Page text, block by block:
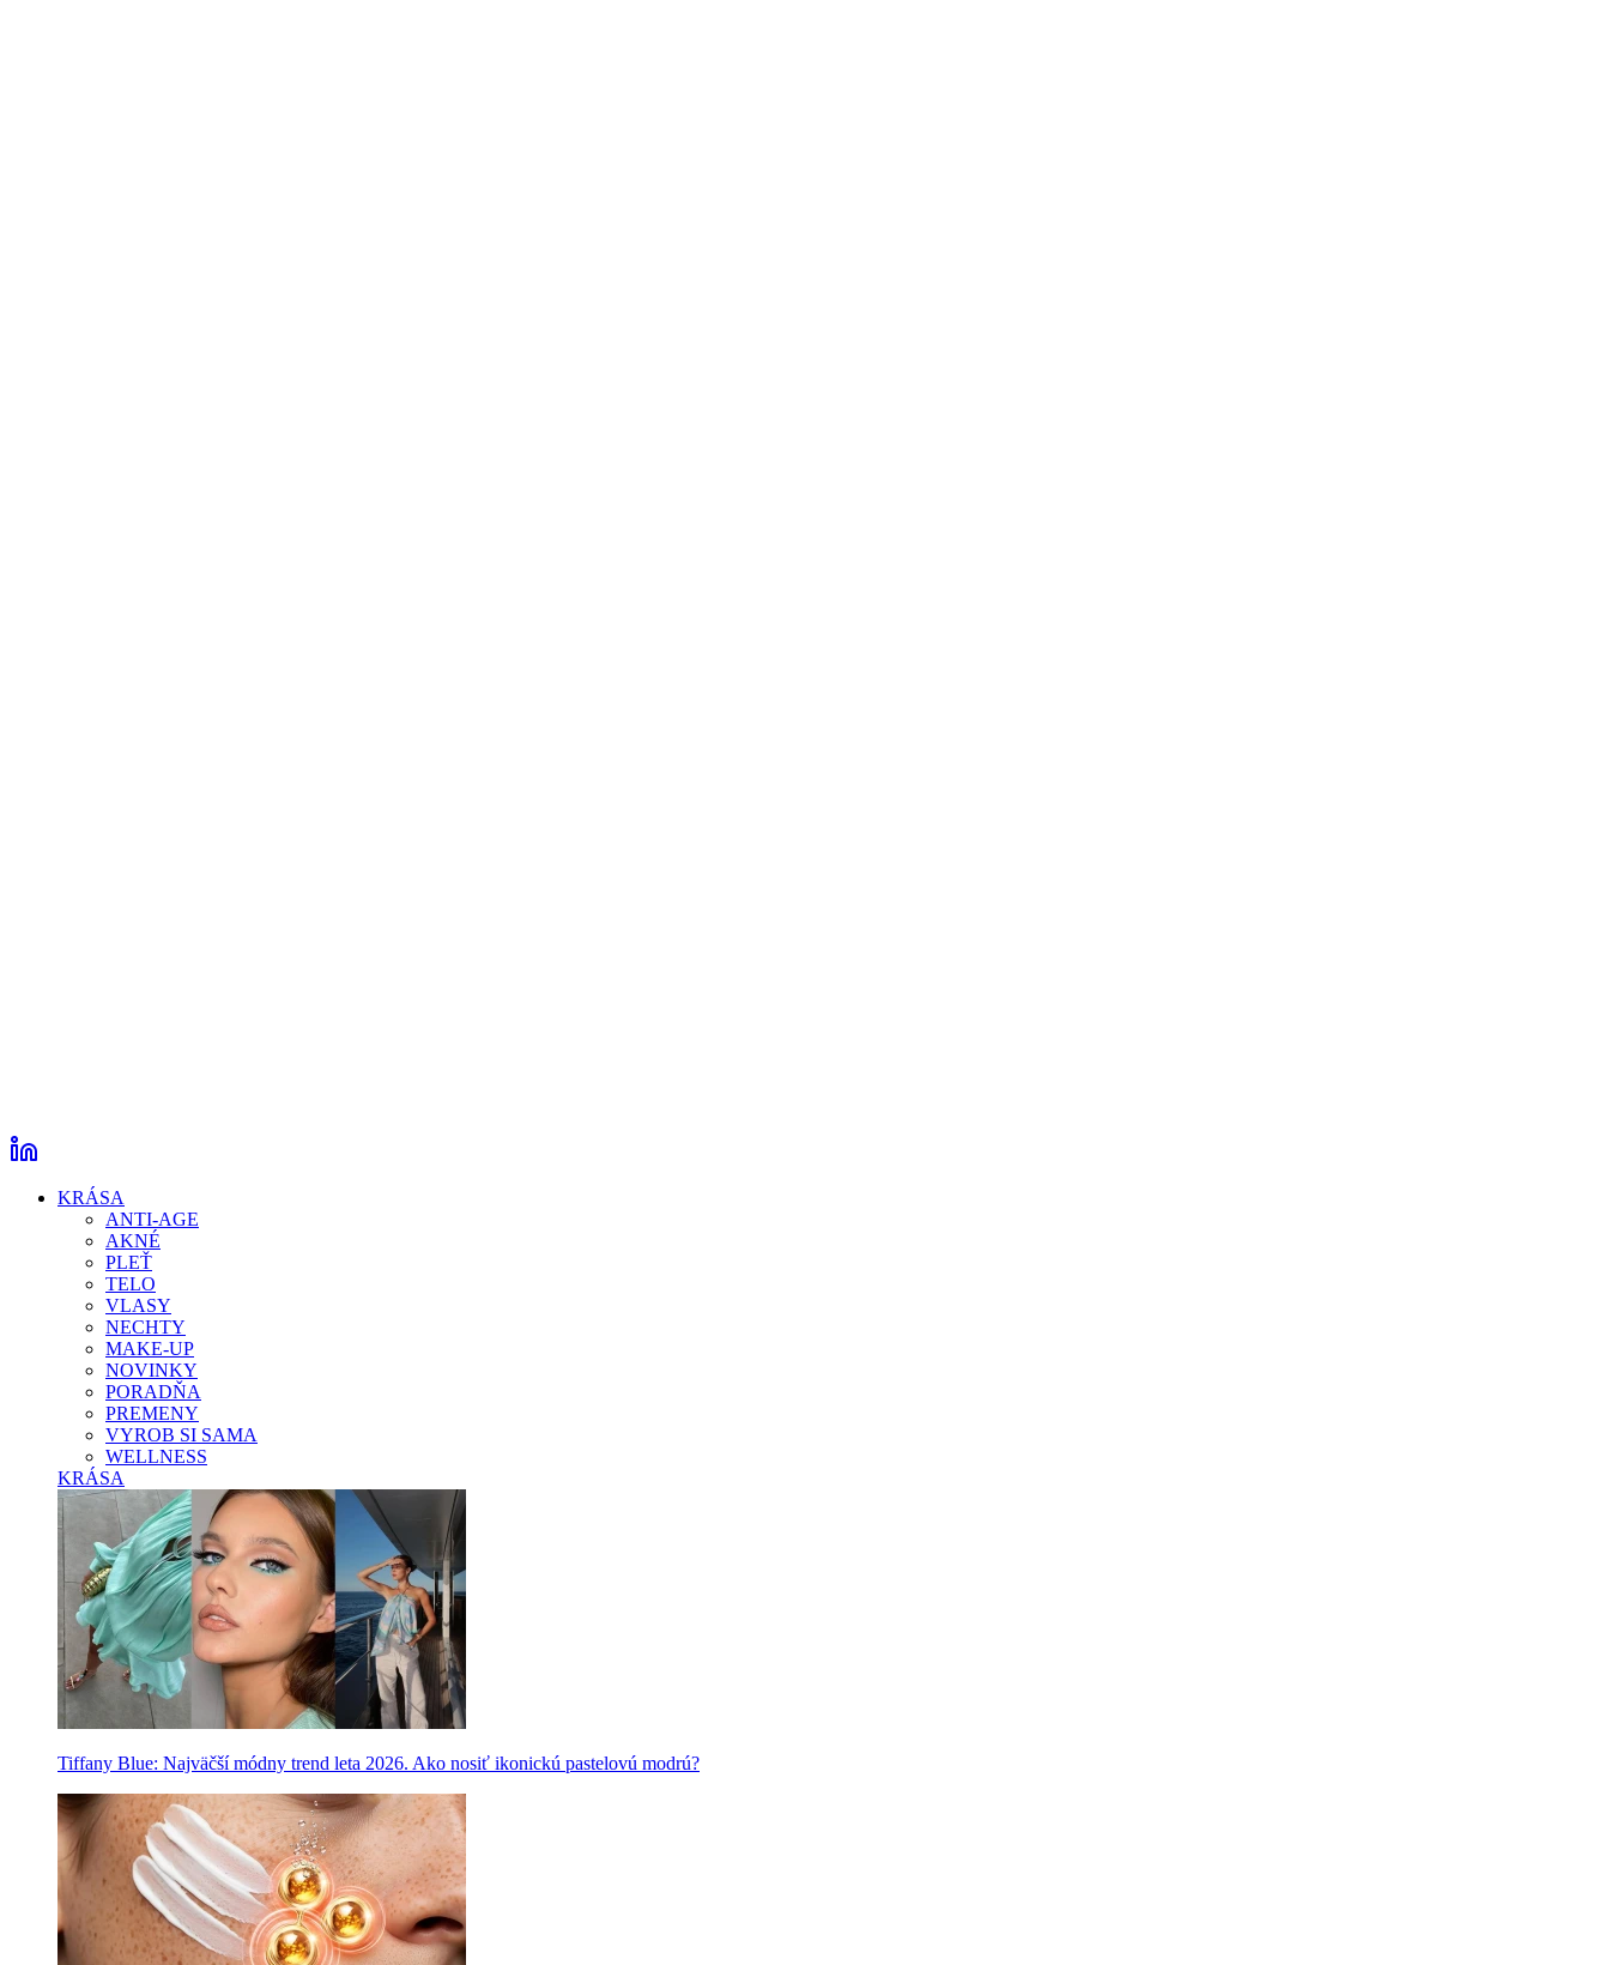
KRÁSA
ANTI-AGE
AKNÉ
PLEŤ
TELO
VLASY
NECHTY
MAKE-UP
NOVINKY
PORADŇA
PREMENY
VYROB SI SAMA
WELLNESS
KRÁSA
Tiffany Blue: Najväčší módny trend leta 2026. Ako nosiť ikonickú pastelovú modrú?